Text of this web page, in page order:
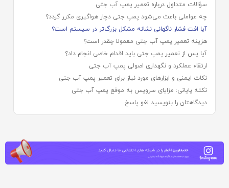
سؤالات متداول درباره تعمیر پمپ آب جتی
چه عواملی باعث می‌شود پمپ جتی دچار هواگیری مکرر گردد؟
آیا افت فشار ناگهانی نشانه مشکل بزرگ‌تر در سیستم است؟
هزینه تعمیر پمپ آب جتی معمولا چقدر است؟
آیا پس از تعمیر پمپ جتی باید اقدام خاصی انجام داد؟
ارتقاء عملکرد و نگهداری اصولی پمپ آب جتی
نکات ایمنی و ابزارهای مورد نیاز برای تعمیر پمپ آب جتی
نکته پایانی: مزایای سرویس به موقع پمپ آب جتی
دیدگاهتان را بنویسید لغو پاسخ